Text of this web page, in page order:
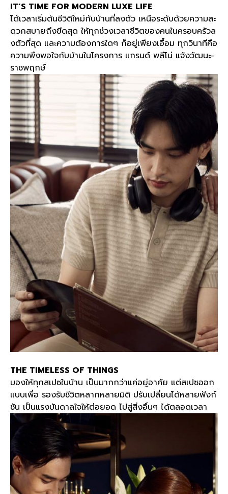
IT’S TIME FOR MODERN LUXE LIFE
ได้เวลาเริ่มต้นชีวิติใหม่กับบ้านที่ลงตัว เหนือระดับด้วยความสะ
ดวกสบายถึงขีดสุด ให้ทุกช่วงเวลาชีวิตของคนในครอบครัวล
งตัวที่สุด และความต้องการใดๆ ก็อยู่เพียงเอื้อม ทุกวินาทีคือ
ความพึงพอใจกับบ้านในโครงการ แกรนด์ พลีโน่ แจ้งวัฒนะ-
ราชพฤกษ์
THE TIMELESS OF THINGS
มองให้ทุกสเปซในบ้าน เป็นมากกว่าแค่อยู่อาศัย แต่สเปซออก
แบบเพื่อ รองรับชีวิตหลากหลายมิติ ปรับเปลี่ยนได้หลายฟังก์
ชัน เป็นแรงบันดาลใจให้ต่อยอด ไปสู่สิ่งอื่นๆ ได้ตลอดเวลา